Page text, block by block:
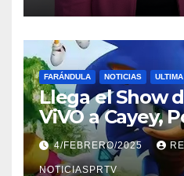
FARÁNDULA NOTICIAS
Llega el Show
ViVO a Cayey,
Barceloneta y
Relojes gratis
4/FEBRERO/2025
NOTICIASPRTV